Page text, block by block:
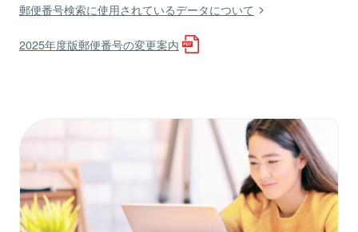
郵便番号検索に使用されているデータについて
2025年度版郵便番号の変更案内